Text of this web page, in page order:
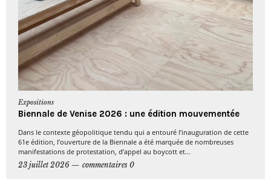
Expositions
Biennale de Venise 2026 : une édition mouvementée
Dans le contexte géopolitique tendu qui a entouré l’inauguration de cette
61e édition, l’ouverture de la Biennale a été marquée de nombreuses
manifestations de protestation, d’appel au boycott et...
23 juillet 2026
commentaires 0